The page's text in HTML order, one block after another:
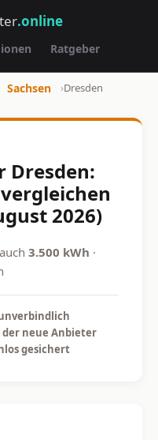
.online
Ratgeber
Sachsen ›Dresden
Dresden:
2026)
3.500 kWh ·
neue Anbieter
gesichert